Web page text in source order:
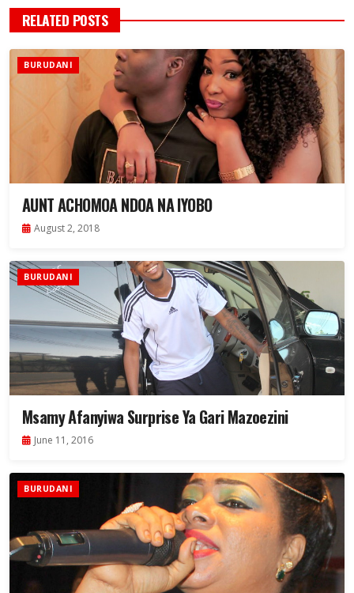
RELATED POSTS
BURUDANI
AUNT ACHOMOA NDOA NA IYOBO
August 2, 2018
BURUDANI
Msamy Afanyiwa Surprise Ya Gari Mazoezini
June 11, 2016
BURUDANI